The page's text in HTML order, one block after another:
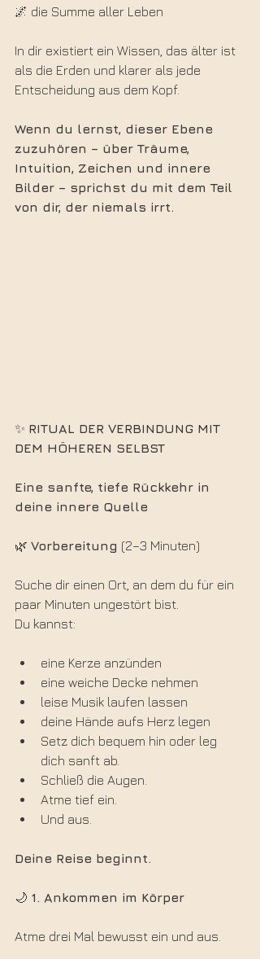
🌌 die Summe aller Leben
In dir existiert ein Wissen, das älter ist
als die Erden und klarer als jede
Entscheidung aus dem Kopf.
Wenn du lernst, dieser Ebene
zuzuhören – über Träume,
Intuition, Zeichen und innere
Bilder – sprichst du mit dem Teil
von dir, der niemals irrt.
✨ RITUAL DER VERBINDUNG MIT
DEM HÖHEREN SELBST
Eine sanfte, tiefe Rückkehr in
deine innere Quelle
🌿 Vorbereitung (2–3 Minuten)
Suche dir einen Ort, an dem du für ein
paar Minuten ungestört bist.
Du kannst:
eine Kerze anzünden
eine weiche Decke nehmen
leise Musik laufen lassen
deine Hände aufs Herz legen
Setz dich bequem hin oder leg
dich sanft ab.
Schließ die Augen.
Atme tief ein.
Und aus.
Deine Reise beginnt.
🌙 1. Ankommen im Körper
Atme drei Mal bewusst ein und aus.